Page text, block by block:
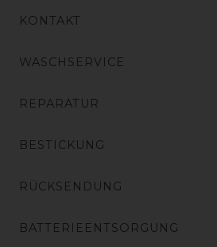
KONTAKT
WASCHSERVICE
REPARATUR
BESTICKUNG
RÜCKSENDUNG
BATTERIEENTSORGUNG